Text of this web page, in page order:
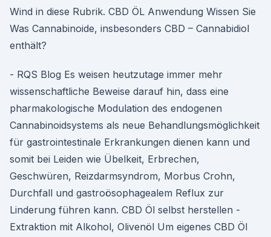
Wind in diese Rubrik. CBD ÖL Anwendung Wissen Sie
Was Cannabinoide, insbesonders CBD – Cannabidiol
enthält?
- RQS Blog Es weisen heutzutage immer mehr
wissenschaftliche Beweise darauf hin, dass eine
pharmakologische Modulation des endogenen
Cannabinoidsystems als neue Behandlungsmöglichkeit
für gastrointestinale Erkrankungen dienen kann und
somit bei Leiden wie Übelkeit, Erbrechen,
Geschwüren, Reizdarmsyndrom, Morbus Crohn,
Durchfall und gastroösophagealem Reflux zur
Linderung führen kann. CBD Öl selbst herstellen -
Extraktion mit Alkohol, Olivenöl Um eigenes CBD Öl